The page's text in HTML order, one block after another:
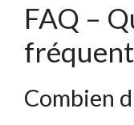
FAQ –
Combien